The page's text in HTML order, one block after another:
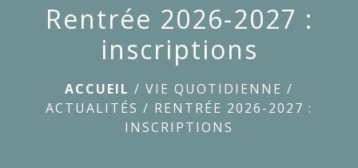
Rentrée 2026-2027 :
inscriptions
ACCUEIL / VIE QUOTIDIENNE /
ACTUALITÉS / RENTRÉE 2026-2027 :
INSCRIPTIONS